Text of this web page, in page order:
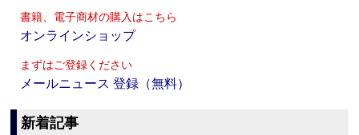
書籍、電子商材の購入はこちら
オンラインショップ
まずはご登録ください
メールニュース 登録（無料）
新着記事